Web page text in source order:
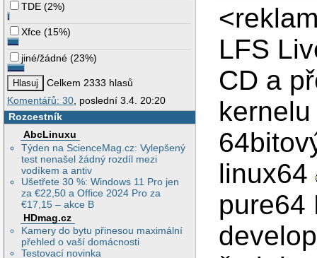
TDE (2%)
Xfce (15%)
jiné/žádné (23%)
Celkem 2333 hlasů
Komentářů: 30, poslední 3.4. 20:20
Rozcestník
AbcLinuxu
Týden na ScienceMag.cz: Vylepšený
test nenašel žádný rozdíl mezi
vodíkem a antiv
Ušetřete 30 %: Windows 11 Pro jen
za €22,50 a Office 2024 Pro za
€17,15 – akce B
HDmag.cz
Kamery do bytu přinesou maximální
přehled o vaší domácnosti
Testovací novinka
LFS
CD a
linux64
pure64